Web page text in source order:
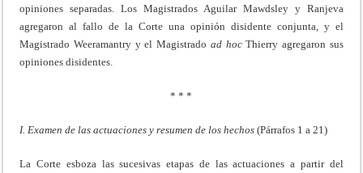
opiniones separadas. Los Magistrados Aguilar Mawdsley y Ranjeva
agregaron al fallo de la Corte una opinión disidente conjunta, y el
Magistrado Weeramantry y el Magistrado ad hocThierry agregaron sus
opiniones disidentes.
* * *
I. Examen de las actuaciones y resumen de los hechos(Párrafos 1 a 21)
La Corte esboza las sucesivas etapas de las actuaciones a partir del